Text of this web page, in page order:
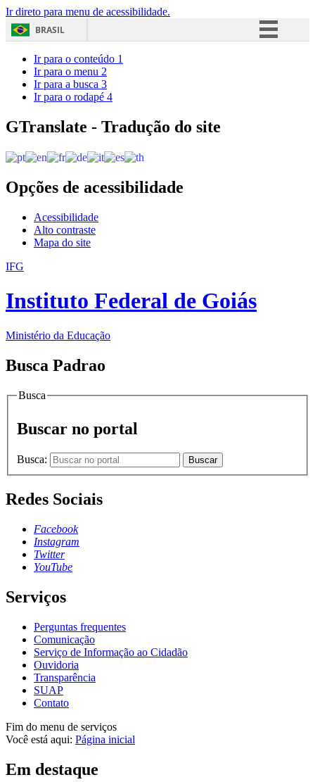
Ir direto para menu de acessibilidade.
BRASIL
Acesso à informação
Ir para o conteúdo 1
Ir para o menu 2
Ir para a busca 3
Ir para o rodapé 4
GTranslate - Tradução do site
Opções de acessibilidade
Acessibilidade
Alto contraste
Mapa do site
IFG
Instituto Federal de Goiás
Ministério da Educação
Busca Padrao
Busca
Buscar no portal
Busca: Buscar
Redes Sociais
Facebook
Instagram
Twitter
YouTube
Serviços
Perguntas frequentes
Comunicação
Serviço de Informação ao Cidadão
Ouvidoria
Transparência
SUAP
Contato
Fim do menu de serviços
Você está aqui: Página inicial
Em destaque